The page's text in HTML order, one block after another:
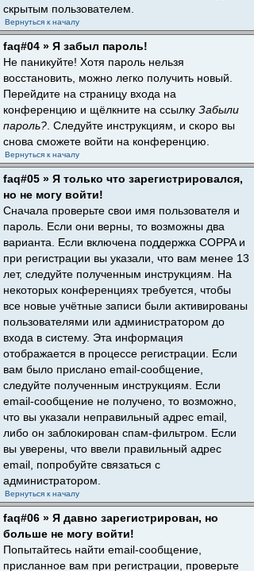
скрытым пользователем.
Вернуться к началу
faq#04 » Я забыл пароль!
Не паникуйте! Хотя пароль нельзя
восстановить, можно легко получить новый.
Перейдите на страницу входа на
конференцию и щёлкните на ссылку Забыли
пароль? . Следуйте инструкциям, и скоро вы
снова сможете войти на конференцию.
Вернуться к началу
faq#05 » Я только что зарегистрировался,
но не могу войти!
Сначала проверьте свои имя пользователя и
пароль. Если они верны, то возможны два
варианта. Если включена поддержка COPPA и
при регистрации вы указали, что вам менее 13
лет, следуйте полученным инструкциям. На
некоторых конференциях требуется, чтобы
все новые учётные записи были активированы
пользователями или администратором до
входа в систему. Эта информация
отображается в процессе регистрации. Если
вам было прислано email-сообщение,
следуйте полученным инструкциям. Если
email-сообщение не получено, то возможно,
что вы указали неправильный адрес email,
либо он заблокирован спам-фильтром. Если
вы уверены, что ввели правильный адрес
email, попробуйте связаться с
администратором.
Вернуться к началу
faq#06 » Я давно зарегистрирован, но
больше не могу войти!
Попытайтесь найти email-сообщение,
присланное вам при регистрации, проверьте